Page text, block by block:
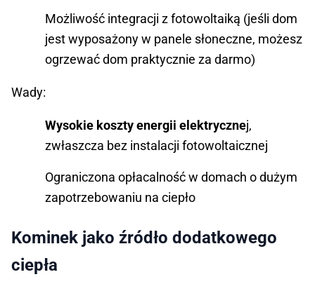
Możliwość integracji z fotowoltaiką (jeśli dom
jest wyposażony w panele słoneczne, możesz
ogrzewać dom praktycznie za darmo)
Wady:
Wysokie koszty energii elektrycznej,
zwłaszcza bez instalacji fotowoltaicznej
Ograniczona opłacalność w domach o dużym
zapotrzebowaniu na ciepło
Kominek jako źródło dodatkowego
ciepła